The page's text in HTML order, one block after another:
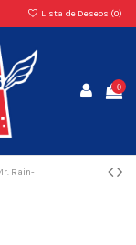
Lista de Deseos (0)
0
Rain-